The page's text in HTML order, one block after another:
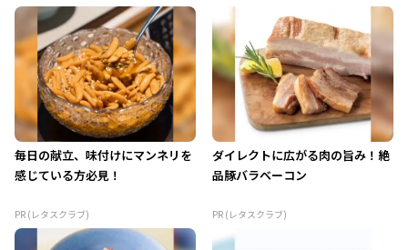
毎日の献立、味付けにマンネリを
感じている方必見！
PR (レタスクラブ)
ダイレクトに広がる肉の旨み！絶
品豚バラベーコン
PR (レタスクラブ)